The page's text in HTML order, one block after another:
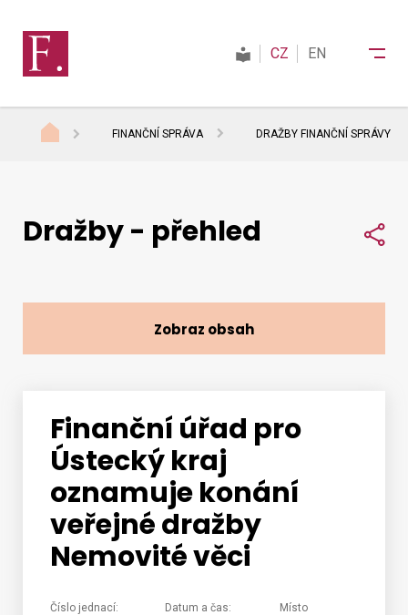
Daně
Kontakty
Vyhledat na webu
CZ EN
FINANČNÍ SPRÁVA DRAŽBY FINANČNÍ SPRÁVY
Finanční úřad pro
Ústecký kraj
oznamuje konání
veřejné dražby
Nemovité věci
Číslo jednací: Datum a čas:
Místo
Dražby - přehled
Zobraz obsah